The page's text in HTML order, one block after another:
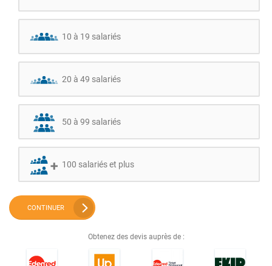
10 à 19 salariés
20 à 49 salariés
50 à 99 salariés
100 salariés et plus
CONTINUER
Obtenez des devis auprès de :